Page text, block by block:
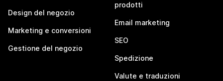
Design del negozio
Marketing e conversioni
Gestione del negozio
prodotti
Email marketing
SEO
Spedizione
Valute e traduzioni